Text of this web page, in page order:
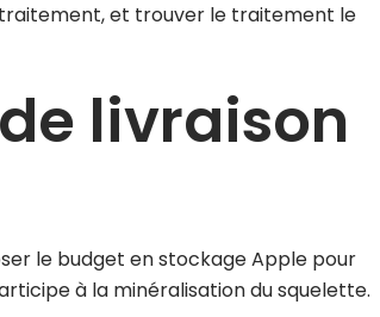
et trouver le traitement le
livraison
le budget en stockage Apple pour
à la minéralisation du squelette.